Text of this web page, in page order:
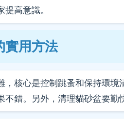
高意識。
實用方法
，核心是控制跳蚤和保持環
錯。另外，清理貓砂盆要勤